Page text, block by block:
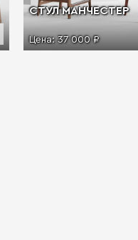
СТУЛ МАНЧЕСТЕР
Цена:37 000 ₽